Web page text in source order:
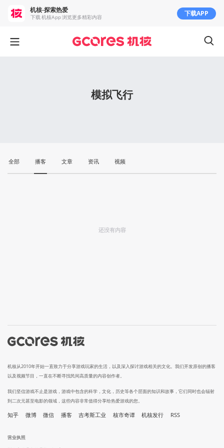
模拟飞行
全部 播客 文章 资讯 视频
还没有内容
机核从2010年开始一直致力于分享游戏玩家的生活，以及深入探讨游戏相关的文化。我们开发原创的播客
以及视频节目，一直在不断寻找民间高质量的内容创作者。
我们坚信游戏不止是游戏，游戏中包含的科学，文化，历史等各个层面的知识和故事，它们同时也会辐射
到二次元甚至电影的领域，这些内容非常值得分享给热爱游戏的您。
知乎 微博 微信 播客 吉考斯工业 核市奇谭 机核发行 RSS
营业执照
机核-探索热爱
下载 机核App 浏览更多精彩内容 下载APP